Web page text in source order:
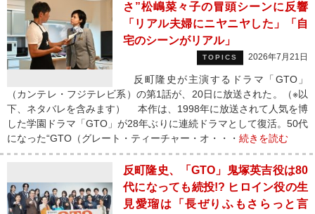
さ”松嶋菜々子の冒頭シーンに反響
「リアル夫婦にニヤニヤした」「自
宅のシーンがリアル」
TOPICS 2026年7月21日
反町隆史が主演するドラマ「GTO」
（カンテレ・フジテレビ系）の第1話が、20日に放送された。（※以
下、ネタバレを含みます） 本作は、1998年に放送されて人気を博
した学園ドラマ「GTO」が28年ぶりに連続ドラマとして復活。50代
になった“GTO（グレート・ティーチャー・オ・・・ 続きを読む
反町隆史、「GTO」鬼塚英吉役は80
代になっても続投!? ヒロイン役の生
見愛瑠は「長ぜりふもさらっと言